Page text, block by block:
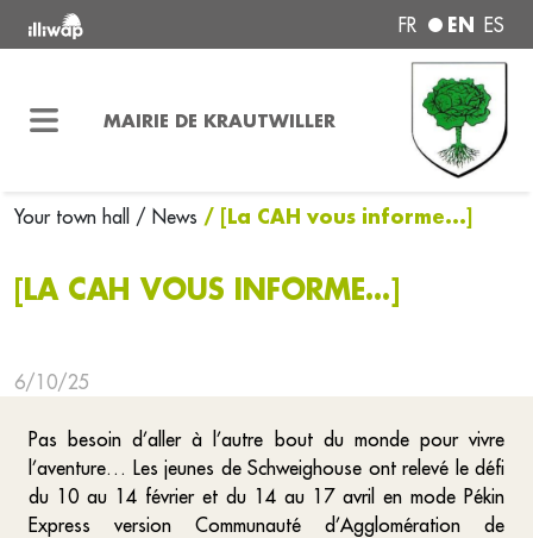
FR EN ES
MAIRIE DE KRAUTWILLER
Your town hall / News / [La CAH vous informe...]
[LA CAH VOUS INFORME...]
6/10/25
Pas besoin d’aller à l’autre bout du monde pour vivre
l’aventure… Les jeunes de Schweighouse ont relevé le défi
du 10 au 14 février et du 14 au 17 avril en mode Pékin
Express version Communauté d’Agglomération de